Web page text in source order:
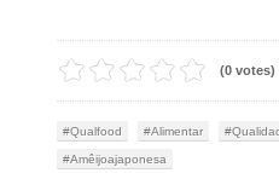
(0 votes)
Qualfood Alimentar
Amêijoajaponesa